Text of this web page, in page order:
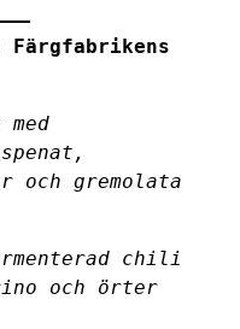
Färgfabrikens
och gremolata
chili
och örter